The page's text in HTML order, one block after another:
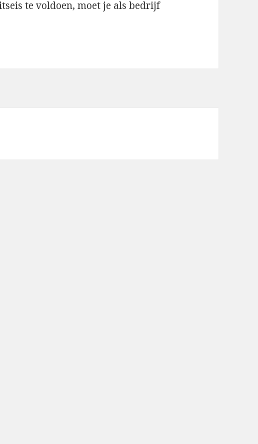
te voldoen, moet je als bedrijf
op orde, met de juiste software!